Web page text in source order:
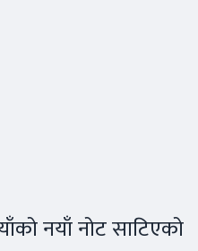
नयाँ नोट साटिएको